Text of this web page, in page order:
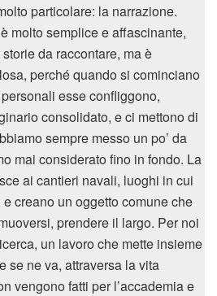
particolare: la narrazione.
molto semplice e affascinante,
da raccontare, ma è
perché quando si cominciano
esse confliggono,
consolidato, e ci mettono di
sempre messo un po’ da
mai considerato fino in fondo. La
ai cantieri navali, luoghi in cui
creano un oggetto comune che
prendere il largo. Per noi
un lavoro che mette insieme
se ne va, attraversa la vita
vengono fatti per l’accademia e